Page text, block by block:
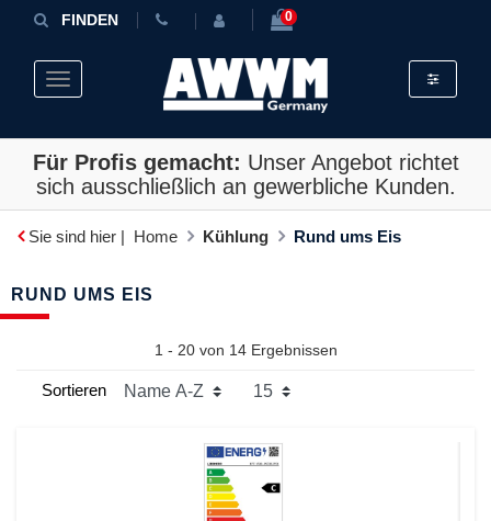
FINDEN 0
Toggle navigation Toggle
Für Profis gemacht: Unser Angebot richtet
sich ausschließlich an gewerbliche Kunden.
Sie sind hier | Home Kühlung Rund ums Eis
RUND UMS EIS
1 - 20 von 14Ergebnissen
Sortieren